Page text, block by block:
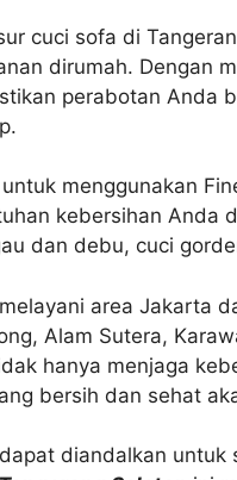
cuci sofa di
dirumah. Dengan
perabotan Anda
menggunakan
kebersihan Anda
dan debu, cuci
area Jakarta
Alam Sutera,
hanya menjaga
bersih dan sehat
diandalkan